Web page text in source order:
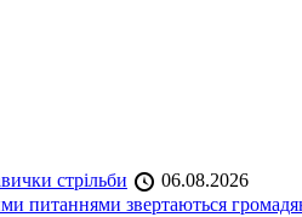
стрільби
06.08.2026
питаннями звертаються